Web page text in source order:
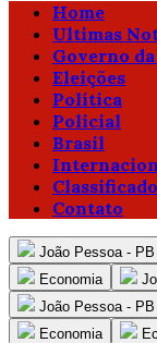
Home
Ultimas
Governo
Eleições
Política
Policial
Brasil
Contato
João Pessoa - PB
Economia
João Pessoa - PB
Economia